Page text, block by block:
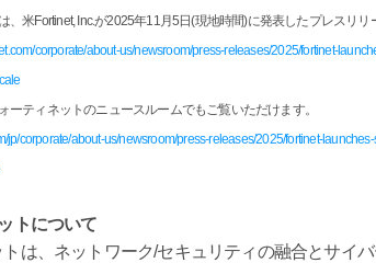
米Fortinet, Inc.が2025年11月5日(現地時間)に発表したプレスリリ
corporate/about-us/newsroom/press-releases/2025/fortinet-
ティネットのニュースルームでもご覧いただけます。
jp/corporate/about-us/newsroom/press-releases/2025/fortinet-
トについて
は、ネットワーク/セキュリティの融合とサイ